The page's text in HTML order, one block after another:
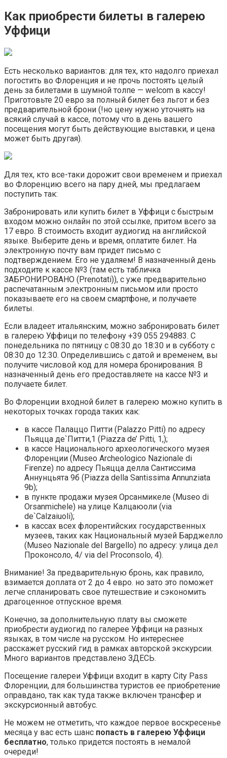
Как приобрести билеты в галерею
Уффици
Есть несколько вариантов: для тех, кто надолго приехал
погостить во Флоренция и не прочь постоять целый
день за билетами в шумной толпе — welcom в кассу!
Приготовьте 20 евро за полный билет без льгот и без
предварительной брони (!но цену нужно уточнять на
всякий случай в кассе, потому что в день вашего
посещения могут быть действующие выставки, и цена
может быть другая).
Для тех, кто все-таки дорожит свои временем и приехал
во Флоренцию всего на пару дней, мы предлагаем
поступить так:
Забронировать или купить билет в Уффици с быстрым
входом можно онлайн по этой ссылке, притом всего за
17 евро. В стоимость входит аудиогид на английской
языке. Выберите день и время, оплатите билет. На
электронную почту вам придет письмо с
подтверждением. Его не удаляем! В назначенный день
подходите к кассе №3 (там есть табличка
ЗАБРОНИРОВАНО (Prenotati)), с уже предварительно
распечатанным электронным письмом или просто
показываете его на своем смартфоне, и получаете
билеты.
Если владеет итальянским, можно забронировать билет
в галерею Уффици по телефону +39 055 294883. С
понедельника по пятницу с 08:30 до 18:30 и в субботу с
08:30 до 12:30. Определившись с датой и временем, вы
получите числовой код для номера бронирования. В
назначенный день его предоставляете на кассе №3 и
получаете билет.
Во Флоренции входной билет в галерею можно купить в
некоторых точках города таких как:
в кассе Палаццо Питти (Palazzo Pitti) по адресу
Пьяцца де`Питти,1 (Piazza de’ Pitti, 1,);
в кассе Национального археологического музея
Флоренции (Museo Archeologico Nazionale di
Firenze) по адресу Пьяцца делла Сантиссима
Аннунцьята 9б (Piazza della Santissima Annunziata
9b);
в пункте продажи музея Орсанмикеле (Museo di
Orsanmichele) на улице Калцаюоли (via
de`Calzaiuoli);
в кассах всех флорентийских государственных
музеев, таких как Национальный музей Барджелло
(Museo Nazionale del Bargello) по адресу: улица дел
Проконсоло, 4/ via del Proconsolo, 4).
Внимание! За предварительную бронь, как правило,
взимается доплата от 2 до 4 евро. но зато это поможет
легче спланировать свое путешествие и сэкономить
драгоценное отпускное время.
Конечно, за дополнительную плату вы сможете
приобрести аудиогид по галерее Уффици на разных
языках, в том числе на русском. Но интереснее
расскажет русский гид в рамках авторской экскурсии.
Много вариантов представлено ЗДЕСЬ.
Посещение галереи Уффици входит в карту City Pass
Флоренции, для большинства туристов ее приобретение
оправдано, так как туда также включен трансфер и
экскурсионный автобус.
Не можем не отметить, что каждое первое воскресенье
месяца у вас есть шанс попасть в галерею Уффици
бесплатно, только придется постоять в немалой
очереди!